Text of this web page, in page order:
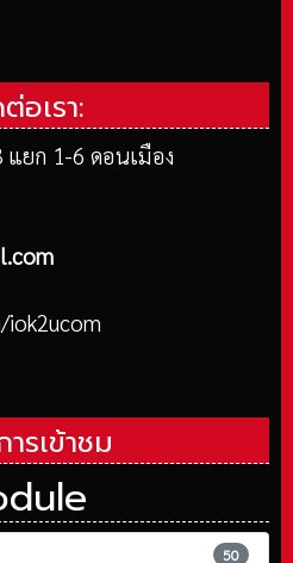
อเรา:
แยก 1-6 ดอนเมือง
iok2ucom
รเข้าชม
50